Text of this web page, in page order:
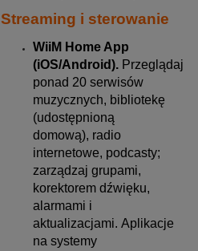
Streaming i sterowanie
WiiM Home App
(iOS/Android). Przeglądaj
ponad 20 serwisów
muzycznych, bibliotekę
(udostępnioną
domową), radio
internetowe, podcasty;
zarządzaj grupami,
korektorem dźwięku,
alarmami i
aktualizacjami. Aplikacje
na systemy